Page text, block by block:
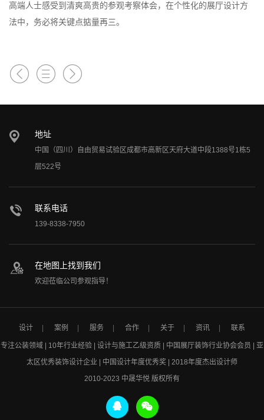
高端人士感受到清爽高贵的参观考察体会，在个性化的展厅设计方
法中，务必将关键点掂量再三。
地址
中国（四川）自由贸易试验区成都市高新区天府大道中段1388号1栋5
层522号
联系电话
139-8338-7950
在地图上找到我们
欢迎莅临公司参观指导！
设计 案例 服务 合作 关于 资讯 联系
专注公装领域 | 10年行业经验 | 设计与施工乙级资质 | 中国展厅装饰行业协会会员 | 亚
太区优秀装饰设计企业 | 中国设计年度优秀奖 | 2018年度杰出设计师
2010-2023 中晟华悦 版权所有